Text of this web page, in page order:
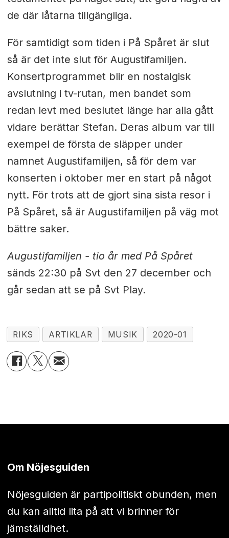
de där låtarna tillgängliga.
För samtidigt som tiden i På Spåret är slut
så är det inte slut för Augustifamiljen.
Konsertprogrammet blir en nostalgisk
avslutning i tv-rutan, men bandet som
redan levt med beslutet länge har alla gått
vidare berättar Stefan. Deras album var till
exempel de första de släpper under
namnet Augustifamiljen, så för dem var
konserten i oktober mer en start på något
nytt. För trots att de gjort sina sista resor i
På Spåret, så är Augustifamiljen på väg mot
bättre saker.
Augustifamiljen - tio år med På Spåret
sänds 22:30 på Svt den 27 december och
går sedan att se på Svt Play.
RIKS ARTIKLAR MUSIK 2020-01
Om Nöjesguiden
Nöjesguiden är partipolitiskt obunden, men
du kan alltid lita på att vi brinner för
jämställdhet.